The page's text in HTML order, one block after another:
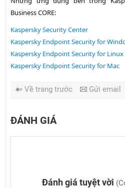
Business CORE:
Kaspersky Security Center
Kaspersky Endpoint Security for
Kaspersky Endpoint Security for
Kaspersky Endpoint Security for Mac
Về trang trước Gửi email
ĐÁNH GIÁ
Đánh giá tuyệt vời